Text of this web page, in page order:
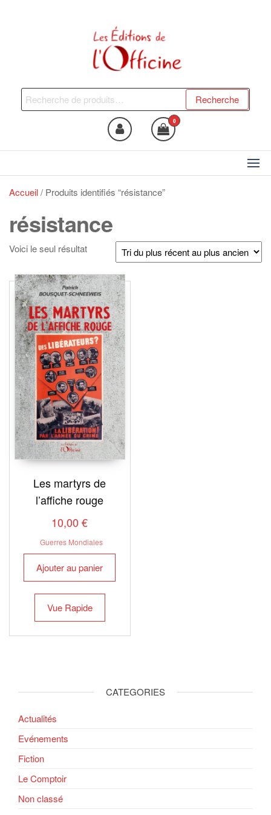
Les Editions de l'Officine
du bien !
Recherche
pour :
Recherche
0
Accueil/ Produits identifiés “résistance”
résistance
Voici le seul résultat
Les martyrs de
l’affiche rouge
10,00€
Guerres Mondiales
Ajouter au panier
Vue Rapide
CATEGORIES
Actualités
Evénements
Fiction
Le Comptoir
Non classé